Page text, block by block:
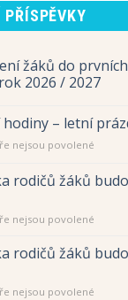
žáků do
2026 / 2027
hodiny – letní
nejsou povolené
s
letní
rodičů žáků
nejsou povolené
s
rodičů žáků
nejsou povolené